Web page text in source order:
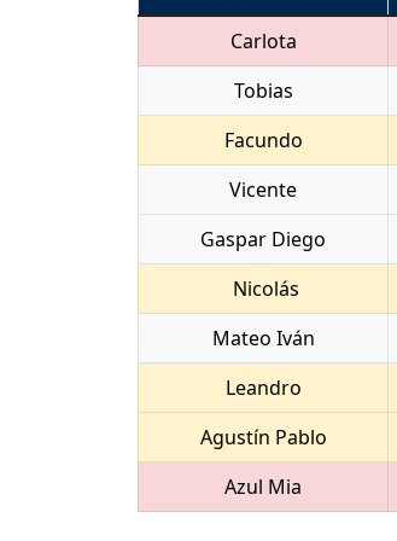
Carlota
Tobias
Facundo
Vicente
Gaspar Diego
Nicolás
Mateo Iván
Leandro
Agustín Pablo
Azul Mia